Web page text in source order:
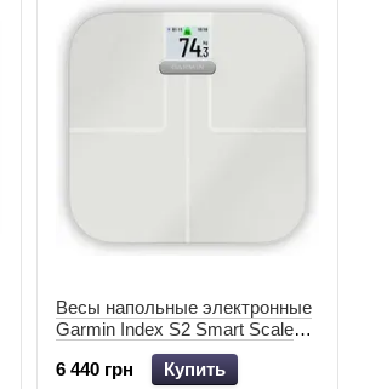
Весы напольные электронные
Garmin Index S2 Smart Scale
White 010-02294-13
6 440 грн
Купить